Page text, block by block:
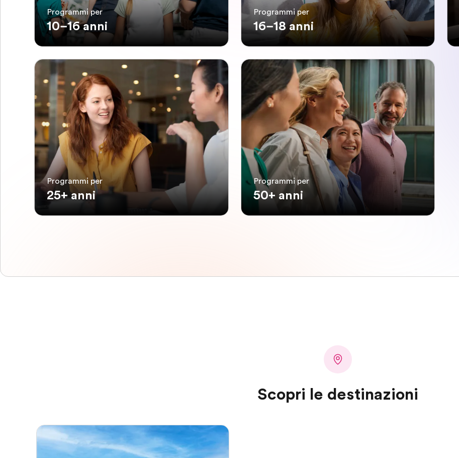
Programmi per
10–16 anni
Programmi per
16–18 anni
Programmi per
25+ anni
Programmi per
50+ anni
Scopri le destinazioni